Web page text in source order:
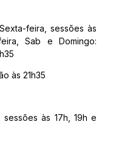
feira, sessões às
Sab e Domingo:
às 21h35
às 17h, 19h e